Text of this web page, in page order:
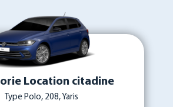
Location citadine
Type Polo, 208, Yaris